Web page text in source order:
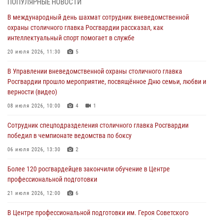
03 августа 2026, 13:00
На востоке Москвы сотрудники Росгвардии задержали мужчину,
находящегося в федеральном розыске (видео)
Росгвардия обеспечила правопорядок во время празднования Дня
воздушно-десантных войск в Москве (видео)
03 августа 2026, 08:00
Московские росгвардейцы пришли на помощь семье, у которой
сломался автомобиль на проезжей части (Видео)
02 августа 2026, 11:54
ПОПУЛЯРНЫЕ НОВОСТИ
В международный день шахмат сотрудник вневедомственной
охраны столичного главка Росгвардии рассказал, как
интеллектуальный спорт помогает в службе
20 июля 2026, 11:30 5
В Управлении вневедомственной охраны столичного главка
Росгвардии прошло мероприятие, посвящённое Дню семьи, любви и
верности (видео)
08 июля 2026, 10:00 4 1
Сотрудник спецподразделения столичного главка Росгвардии
победил в чемпионате ведомства по боксу
06 июля 2026, 13:30 2
Более 120 росгвардейцев закончили обучение в Центре
профессиональной подготовки
21 июля 2026, 12:00 6
В Центре профессиональной подготовки им. Героя Советского